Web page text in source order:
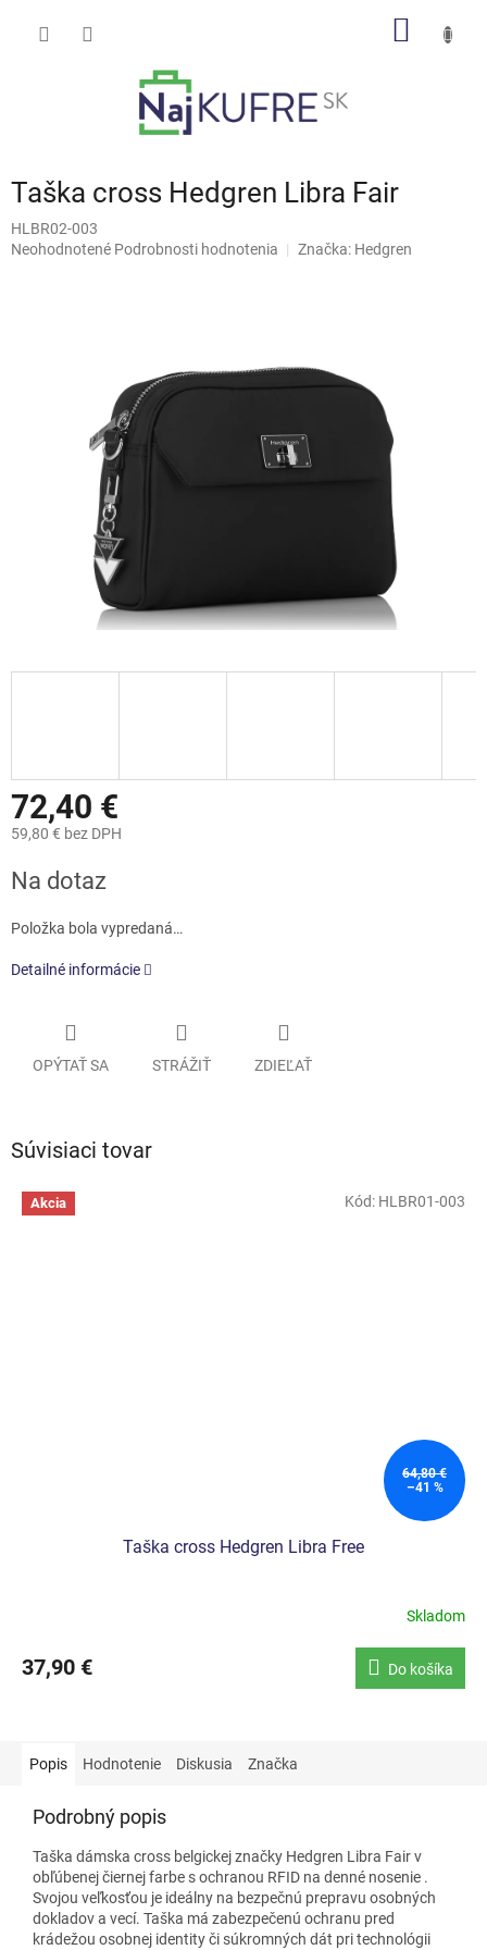
Taška cross Hedgren Libra Fair
HLBR02-003
Priemerné
Neohodnotené Podrobnosti hodnotenia Značka: Hedgren
72,40 €
59,80 € bez DPH
cena:
Na dotaz
Položka bola vypredaná…
Detailné informácie
OPÝTAŤ SA STRÁŽIŤ ZDIEĽAŤ
Súvisiaci tovar
Akcia
64,80 €
–41 %
Taška cross Hedgren Libra Free
Skladom
37,90 € Do košíka
Kód: HLBR01-003
Popis Hodnotenie Diskusia Značka
Podrobný popis
Taška dámska cross belgickej značky Hedgren Libra Fair v
obľúbenej čiernej farbe s ochranou RFID na denné nosenie .
Svojou veľkosťou je ideálny na bezpečnú prepravu osobných
dokladov a vecí. Taška má zabezpečenú ochranu pred
krádežou osobnej identity či súkromných dát pri technológii